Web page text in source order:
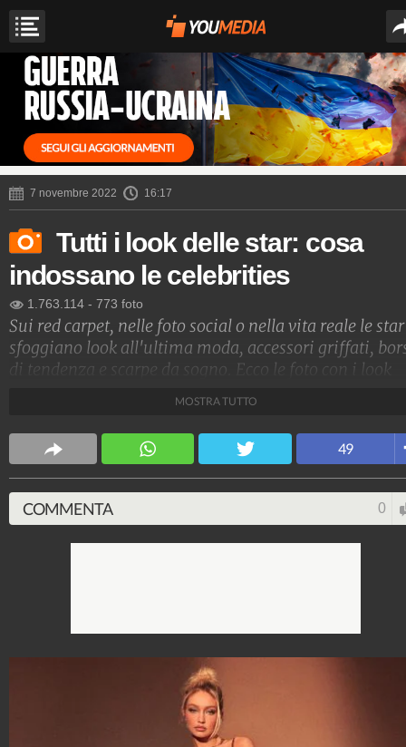
7 novembre 2022 16:17
Tutti i look delle star: cosa
indossano le celebrities
1.763.114 - 773 foto
Sui red carpet, nelle foto social o nella vita reale le star
sfoggiano look all'ultima moda, accessori griffati,
di tendenza e scarpe da sogno. Ecco le foto con i look
Stile e trend
1.515.181.715 1.957 video 138.074 foto
MOSTRA TUTTO
49
COMMENTA 0